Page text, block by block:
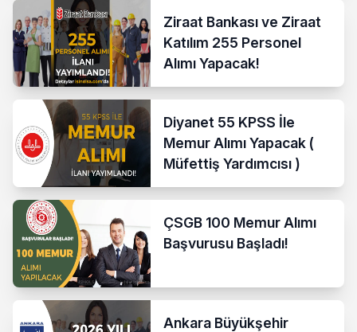
Ziraat Bankası ve Ziraat
Katılım 255 Personel
Alımı Yapacak!
Diyanet 55 KPSS İle
Memur Alımı Yapacak (
Müfettiş Yardımcısı )
ÇSGB 100 Memur Alımı
Başvurusu Başladı!
Ankara Büyükşehir